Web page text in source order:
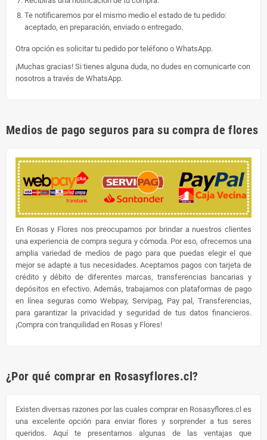
Te notificaremos por el mismo medio el estado de tu pedido:
aceptado, en preparación, enviado o entregado.
Otra opción es solicitar tu pedido por teléfono o WhatsApp.
¡Muchas gracias! Si tienes alguna duda, no dudes en comunicarte con
nosotros a través de WhatsApp.
Medios de pago seguros para su compra de flores
En Rosas y Flores nos preocupamos por brindar a nuestros clientes
una experiencia de compra segura y cómoda. Por eso, ofrecemos una
amplia variedad de medios de pago para que puedas elegir el que
mejor se adapte a tus necesidades. Aceptamos pagos con tarjeta de
crédito y débito de diferentes marcas, transferencias bancarias y
depósitos en efectivo. Además, trabajamos con plataformas de pago
en línea seguras como Webpay, Servipag, Pay pal, Transferencias,
para garantizar la privacidad y seguridad de tus datos financieros.
¡Compra con tranquilidad en Rosas y Flores!
¿Por qué comprar en Rosasyflores.cl?
Existen diversas razones por las cuales comprar en Rosasyflores.cl es
una excelente opción para enviar flores y sorprender a tus seres
queridos. Aquí te presentamos algunas de las ventajas que